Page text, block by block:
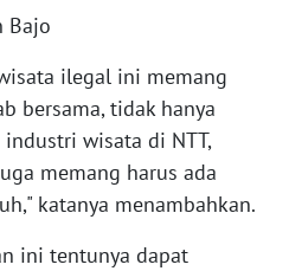
Bajo
ilegal ini memang
bersama, tidak hanya
wisata di NTT,
memang harus ada
katanya menambahkan.
ini tentunya dapat